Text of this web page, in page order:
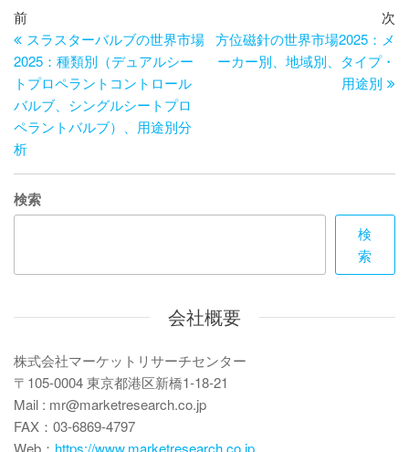
投
稿
ナ
ビ
ゲ
ー
シ
過
去
の
投
稿
前
スラスターバルブの世界市場
2025：種類別（デュアルシー
トプロペラントコントロール
バルブ、シングルシートプロ
ペラントバルブ）、用途別分
析
次
方位磁針の世界市場2025：メ
ーカー別、地域別、タイプ・
用途別
検索
検
索
会社概要
株式会社マーケットリサーチセンター
〒105-0004 東京都港区新橋1-18-21
Mail : mr@marketresearch.co.jp
FAX：03-6869-4797